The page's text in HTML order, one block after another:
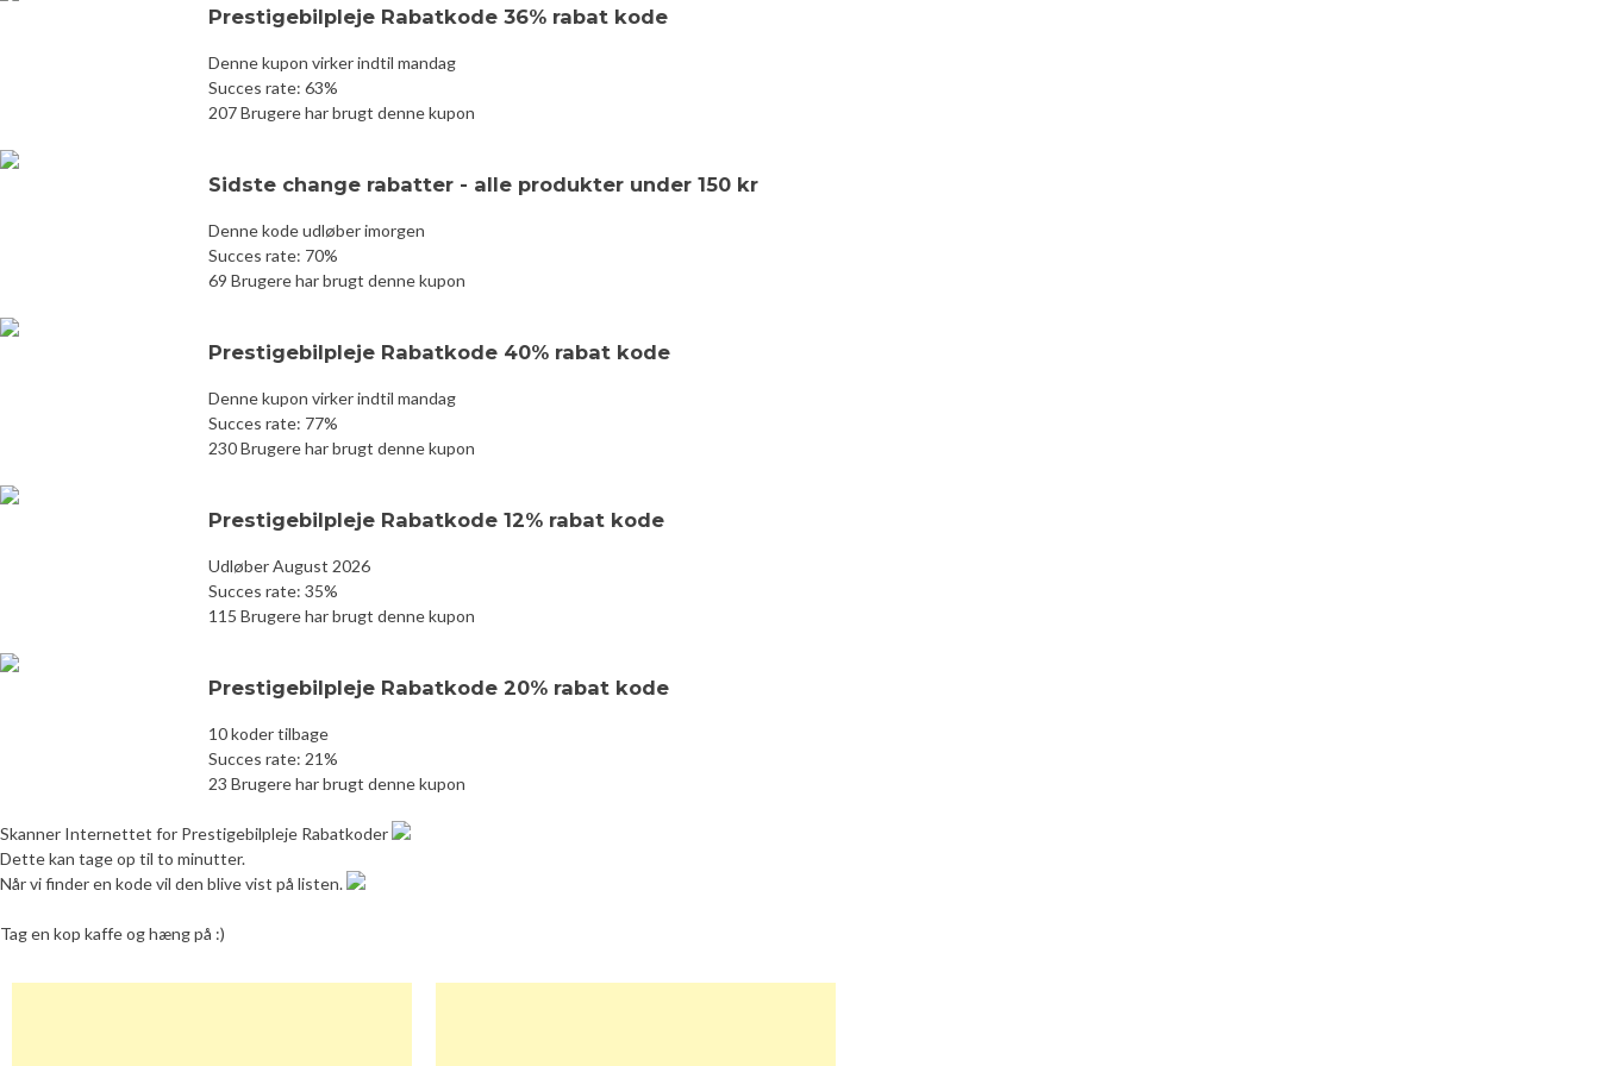
Prestigebilpleje Rabatkode 36% rabat kode
Denne kupon virker indtil mandag
Succes rate: 63%
207 Brugere har brugt denne kupon
Sidste change rabatter - alle produkter under 150 kr
Denne kode udløber imorgen
Succes rate: 70%
69 Brugere har brugt denne kupon
Prestigebilpleje Rabatkode 40% rabat kode
Denne kupon virker indtil mandag
Succes rate: 77%
230 Brugere har brugt denne kupon
Prestigebilpleje Rabatkode 12% rabat kode
Udløber August 2026
Succes rate: 35%
115 Brugere har brugt denne kupon
Prestigebilpleje Rabatkode 20% rabat kode
10 koder tilbage
Succes rate: 21%
23 Brugere har brugt denne kupon
Skanner Internettet for Prestigebilpleje Rabatkoder
Dette kan tage op til to minutter.
Når vi finder en kode vil den blive vist på listen.
Tag en kop kaffe og hæng på :)